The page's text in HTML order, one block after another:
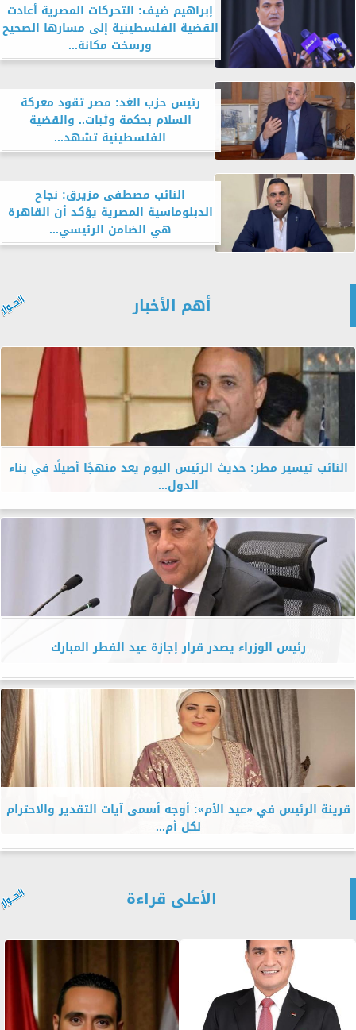
إبراهيم ضيف: التحركات المصرية أعادت
القضية الفلسطينية إلى مسارها الصحيح
ورسخت مكانة...
رئيس حزب الغد: مصر تقود معركة
السلام بحكمة وثبات.. والقضية
الفلسطينية تشهد...
النائب مصطفى مزيرق: نجاح
الدبلوماسية المصرية يؤكد أن القاهرة
هي الضامن الرئيسي...
أهم الأخبار
النائب تيسير مطر: حديث الرئيس اليوم يعد منهجًا أصيلًا في بناء
الدول...
رئيس الوزراء يصدر قرار إجازة عيد الفطر المبارك
قرينة الرئيس في «عيد الأم»: أوجه أسمى آيات التقدير والاحترام
لكل أم...
الأعلى قراءة